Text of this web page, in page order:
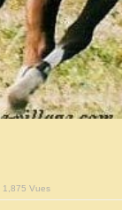
1,875 Vues